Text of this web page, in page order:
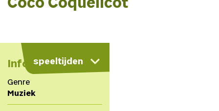
Coco Coquelicot
speeltijden
kaart
Info
Genre
Muziek